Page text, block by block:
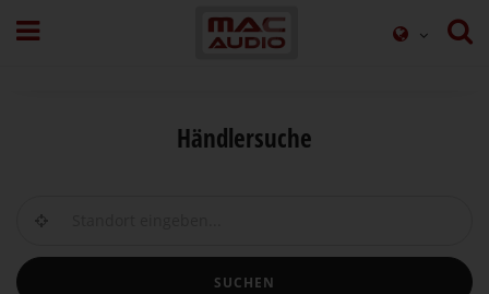
Händlersuche
SUCHEN